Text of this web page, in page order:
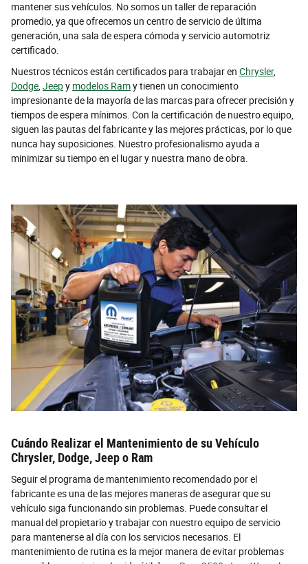
mantener sus vehículos. No somos un taller de reparación
promedio, ya que ofrecemos un centro de servicio de última
generación, una sala de espera cómoda y servicio automotriz
certificado.
Nuestros técnicos están certificados para trabajar en Chrysler,
Dodge Jeepy modelos Ramy tienen un conocimiento
impresionante de la mayoría de las marcas para ofrecer precisión y
tiempos de espera mínimos. Con la certificación de nuestro equipo,
siguen las pautas del fabricante y las mejores prácticas, por lo que
nunca hay suposiciones. Nuestro profesionalismo ayuda a
minimizar su tiempo en el lugar y nuestra mano de obra.
Cuándo Realizar el Mantenimiento de su Vehículo
Chrysler, Dodge, Jeep o Ram
Seguir el programa de mantenimiento recomendado por el
fabricante es una de las mejores maneras de asegurar que su
vehículo siga funcionando sin problemas. Puede consultar el
manual del propietario y trabajar con nuestro equipo de servicio
para mantenerse al día con los servicios necesarios. El
mantenimiento de rutina es la mejor manera de evitar problemas